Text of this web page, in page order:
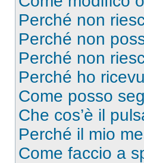
Perché non
Perché non
Perché non
Perché ho
Come posso
Che cos’è il
Perché il mio
Come faccio a